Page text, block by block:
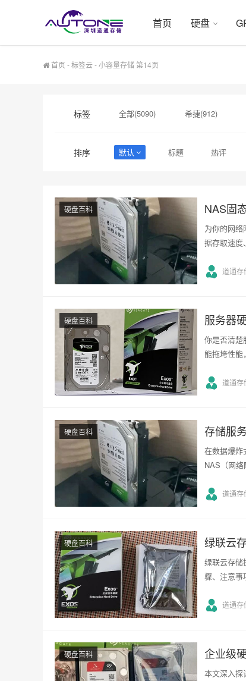
首页 硬盘
首页 -标签云- 小容量存储 第14页
标签 全部(5090) 希捷(912)
排序 默认 标题 热评
硬盘百科 NAS固
为你的网
据存取速
道通存
硬盘百科 服务器
你是否清楚
能拖垮性
道通存
硬盘百科 存储服
在数据爆炸
NAS（网
道通存
硬盘百科 绿联云
绿联云存储
骤、注意
道通存
硬盘百科 企业级
本文深入探